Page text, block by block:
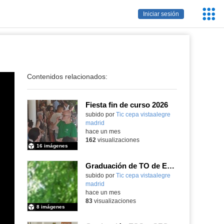
Iniciar sesión
Contenidos relacionados:
Fiesta fin de curso 2026
subido por Tic cepa vistaalegre
madrid
16 imágenes
hace un mes
162 visualizaciones
Graduación de TO de Empleo Doméstico
subido por Tic cepa vistaalegre
madrid
8 imágenes
hace un mes
83visualizaciones